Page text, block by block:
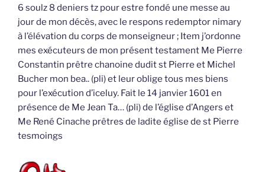
6 soulz 8 deniers tz pour estre fondé une messe au
jour de mon décès, avec le respons redemptor nimary
à l’élévation du corps de monseigneur ; Item j’ordonne
mes exécuteurs de mon présent testament Me Pierre
Constantin prêtre chanoine dudit st Pierre et Michel
Bucher mon bea.. (pli) et leur oblige tous mes biens
pour l’exécution d’iceluy. Fait le 14 janvier 1601 en
présence de Me Jean Ta… (pli) de l’église d’Angers et
Me René Cinache prêtres de ladite église de st Pierre
tesmoings